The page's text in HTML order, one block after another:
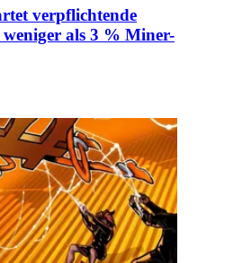
verpflichtende
als 3 % Miner-